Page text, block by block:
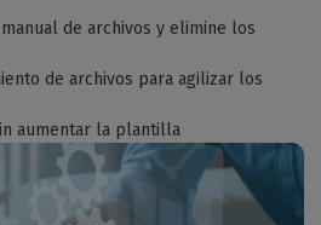
de archivos y elimine los
de archivos para agilizar los
aumentar la plantilla